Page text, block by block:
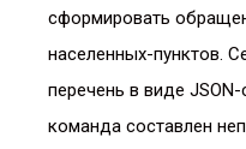
сформировать
населенных-пунктов.
перечень в виде
команда составлен